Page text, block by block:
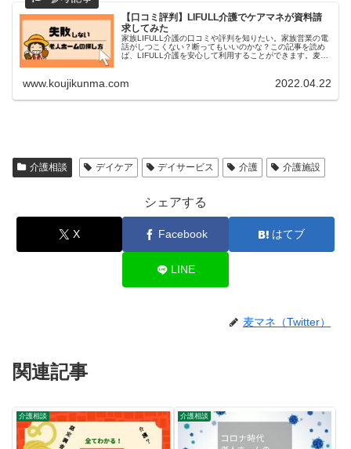
【口コミ評判】LIFULL介護でケアマネが資料請
求してみた
家族LIFULL介護の口コミや評判を知りたい。家族営業の電
話がしつこくない？断ってもいいのかな？この記事を読め
ば、LIFULL介護を安心して利用することができます。麦マ
www.koujikunma.com 2022.04.22
介護相談 デイケア デイサービス 介護 介護施設
シェアする
X Facebook はてブ
LINE
麦マネ（Twitter）
関連記事
介護相談 介護相談